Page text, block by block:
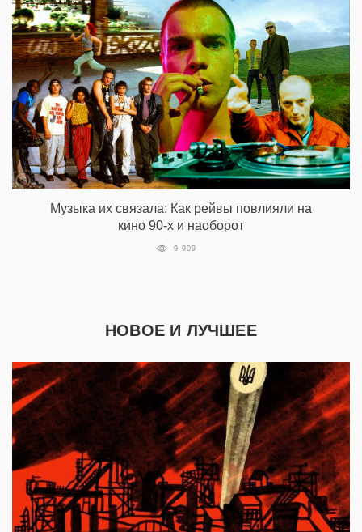
Музыка их связала: Как рейвы повлияли на
кино 90-х и наоборот
9 909
НОВОЕ И ЛУЧШЕЕ